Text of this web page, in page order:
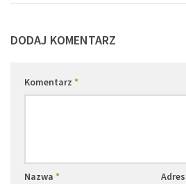
DODAJ KOMENTARZ
Komentarz *
Nazwa *